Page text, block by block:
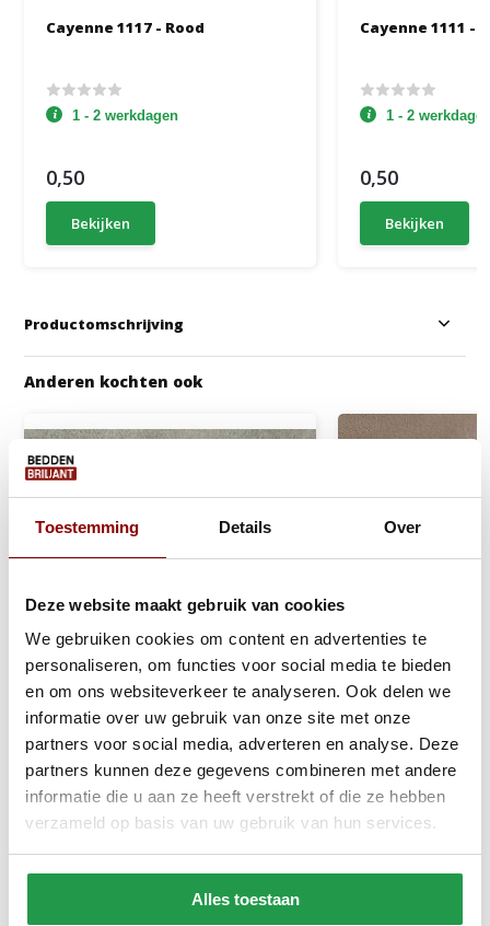
Toestemming Details Over
Deze website maakt gebruik van cookies
We gebruiken cookies om content en advertenties te
personaliseren, om functies voor social media te bieden
en om ons websiteverkeer te analyseren. Ook delen we
informatie over uw gebruik van onze site met onze
partners voor social media, adverteren en analyse. Deze
partners kunnen deze gegevens combineren met andere
informatie die u aan ze heeft verstrekt of die ze hebben
verzameld op basis van uw gebruik van hun services.
Alles toestaan
Cayenne 1117 - Rood
1 - 2 werkdagen
0,50
Bekijken
Cayenne 1111 -
1 - 2
0,50
Bekijken
Productomschrijving
Anderen kochten ook
Manila 21 -